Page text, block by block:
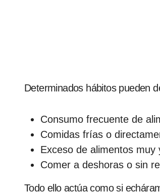
Determinados hábitos pueden
Consumo frecuente de
Comidas frías o
Exceso de alimentos
Comer a deshoras o sin
Todo ello actúa como si